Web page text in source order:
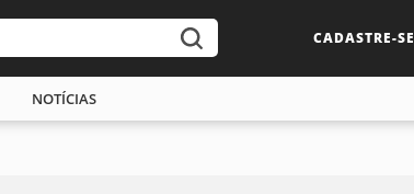
CADASTRE-SE
NOTÍCIAS